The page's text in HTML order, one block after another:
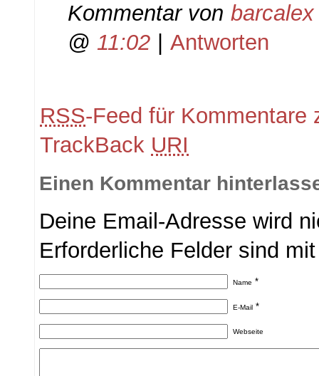
Kommentar von barcalex
@ 11:02 Antworten
RSS-Feed für Kommentare
TrackBack URI
Einen Kommentar
Deine Email-Adresse wird
Erforderliche Felder sind
Name *
E-Mail *
Webseite